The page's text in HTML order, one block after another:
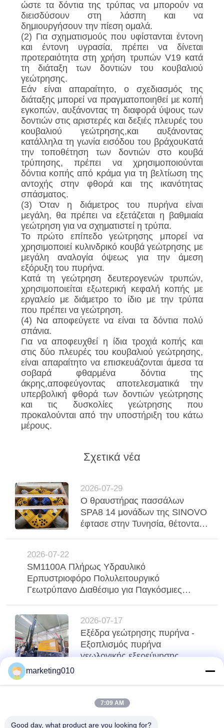
ώστε τα δόντια της τρύπας να μπορούν να
διεισδύσουν στη λάσπη και να
δημιουργήσουν την πίεση ομαλά.
(2) Για σχηματισμούς που υφίστανται έντονη
και έντονη υγρασία, πρέπει να δίνεται
προτεραιότητα στη χρήση τρυπών V19 κατά
τη διάταξη των δοντιών του κουβαλιού
γεώτρησης.
Εάν είναι απαραίτητο, ο σχεδιασμός της
διάταξης μπορεί να πραγματοποιηθεί με κοπή
εγκοπών, αυξάνοντας τη διαφορά ύψους των
δοντιών στις αριστερές και δεξιές πλευρές του
κουβαλιού γεώτρησης,και αυξάνοντας
κατάλληλα τη γωνία εισόδου του βράχουΚατά
την τοποθέτηση των δοντιών στο κουβά
τρύπησης, πρέπει να χρησιμοποιούνται
δόντια κοπής από κράμα για τη βελτίωση της
αντοχής στην φθορά και της ικανότητας
σπάσματος.
(3) Όταν η διάμετρος του πυρήνα είναι
μεγάλη, θα πρέπει να εξετάζεται η βαθμιαία
γεώτρηση για να σχηματιστεί η τρύπα.
Το πρώτο επίπεδο γεώτρησης μπορεί να
χρησιμοποιεί κυλινδρικό κουβά γεώτρησης με
μεγάλη αναλογία όψεως για την άμεση
εξόρυξη του πυρήνα.
Κατά τη γεώτρηση δευτερογενών τρυπών,
χρησιμοποιείται εξωτερική κεφαλή κοπής με
εργαλείο με διάμετρο το ίδιο με την τρύπα
που πρέπει να γεώτρηση.
(4) Να αποφεύγετε να είναι τα δόντια πολύ
σπάνια.
Για να αποφευχθεί η ίδια τροχιά κοπής και
στις δύο πλευρές του κουβαλιού γεώτρησης,
είναι απαραίτητο να επισκευάζονται άμεσα τα
σοβαρά φθαρμένα δόντια της
άκρης,αποφεύγοντας αποτελεσματικά την
υπερβολική φθορά των δοντιών γεώτρησης
και τις δυσκολίες γεώτρησης που
προκαλούνται από την υποστήριξη του κάτω
μέρους.
Σχετικά νέα
2026-07-29
Ο θραυστήρας πασσάλων
SPA8 14 μονάδων της SINOVO
έφτασε στην Τυνησία, θέτοντας
2026-07-22
SM1100A Πλήρως Υδραυλικό
Ερπυστριοφόρο Πολυλειτουργικό
Γεωτρύπανο Διαθέσιμο για Παγκόσμιες
2026-07-17
Εξέδρα γεώτρησης πυρήνα -
Εξοπλισμός πυρήνα
γεωλογικής εξερεύνησης
κορυφή
marketing010
7:09 AM
Good day, what product are you looking for?